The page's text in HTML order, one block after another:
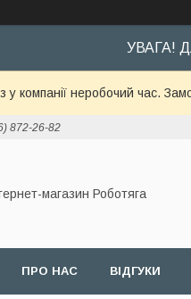
УВАГА!
у компанії неробочий час.
872-26-82
магазин Роботяга
ПРО НАС ВІДГУКИ